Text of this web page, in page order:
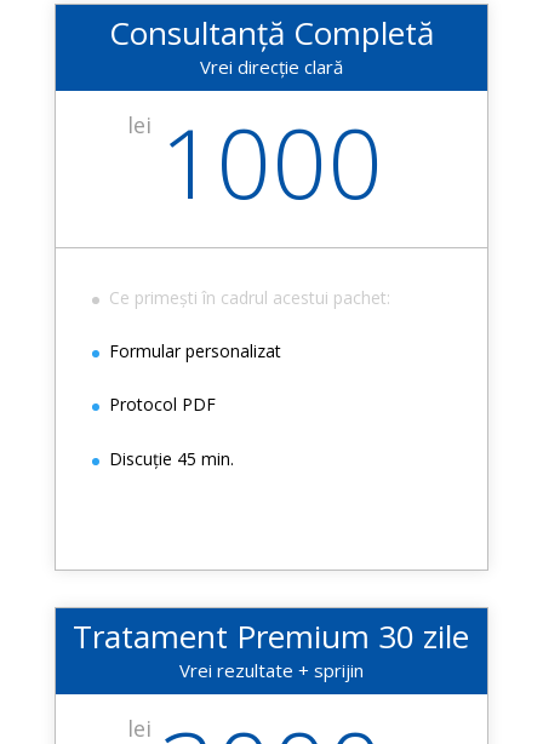
Consultanță Completă
Vrei direcție clară
lei 1000
Ce primești în cadrul acestui pachet:
Formular personalizat
Protocol PDF
Discuție 45 min.
Tratament Premium 30 zile
Vrei rezultate + sprijin
lei